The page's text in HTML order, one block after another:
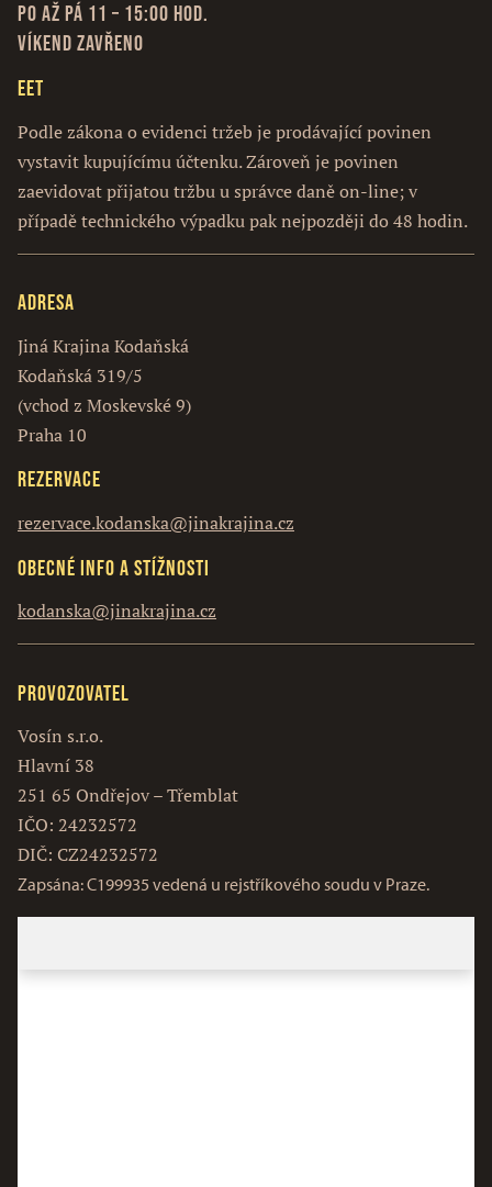
Po až Pá 11 – 15:00 hod.
Víkend zavřeno
EET
Podle zákona o evidenci tržeb je prodávající povinen
vystavit kupujícímu účtenku. Zároveň je povinen
zaevidovat přijatou tržbu u správce daně on-line; v
případě technického výpadku pak nejpozději do 48 hodin.
Adresa
Jiná Krajina Kodaňská
Kodaňská 319/5
(vchod z Moskevské 9)
Praha 10
Rezervace
rezervace.kodanska@jinakrajina.cz
Obecné info a stížnosti
kodanska@jinakrajina.cz
Provozovatel
Vosín s.r.o.
Hlavní 38
251 65 Ondřejov – Třemblat
IČO: 24232572
DIČ: CZ24232572
Zapsána: C199935 vedená u rejstříkového soudu v Praze.